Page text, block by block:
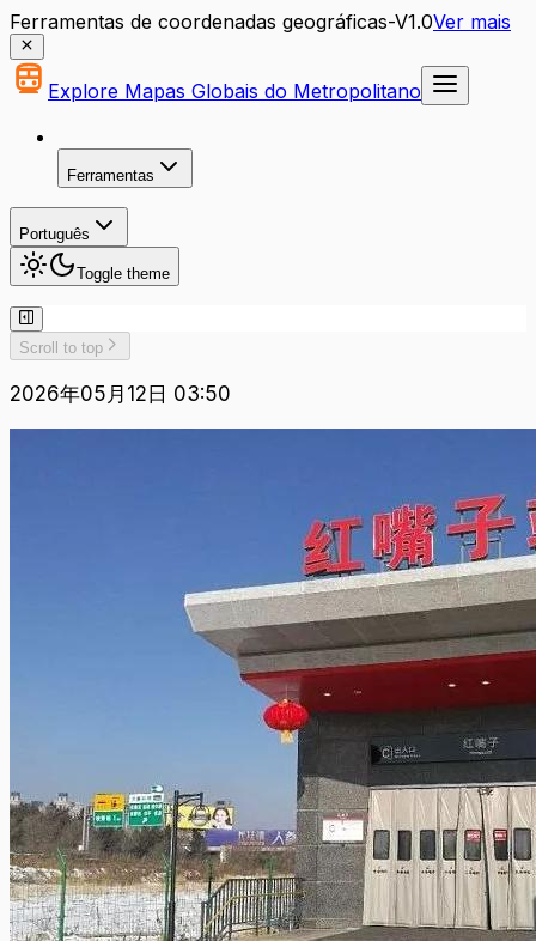
Ferramentas de coordenadas geográficas-V1.0Ver mais
Explore Mapas Globais do Metropolitano
Ferramentas
Português
Toggle theme
Scroll to top
2026年05月12日 03:50